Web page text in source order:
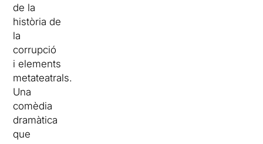
de la
història de
la
corrupció
i elements
metateatrals.
Una
comèdia
dramàtica
que